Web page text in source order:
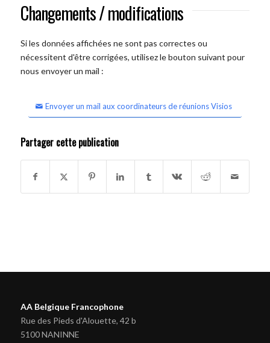
Changements / modifications
Si les données affichées ne sont pas correctes ou
nécessitent d'être corrigées, utilisez le bouton suivant pour
nous envoyer un mail :
Envoyer un mail aux coordinateurs de réunions Visios
Partager cette publication
AA Belgique Francophone
Rue des Pieds d'Alouette, 42 b
5100 NANINNE